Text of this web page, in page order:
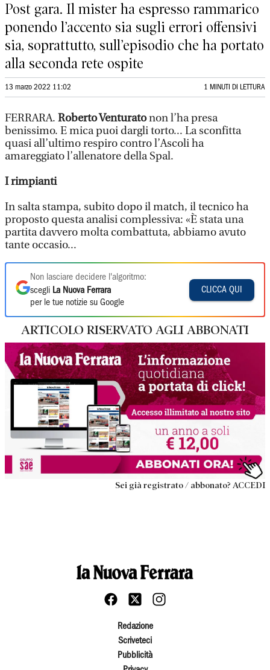
Post gara. Il mister ha espresso rammarico
ponendo l’accento sia sugli errori offensivi
sia, soprattutto, sull’episodio che ha portato
alla seconda rete ospite
13 marzo 2022 11:02 1 MINUTI DI LETTURA
FERRARA. Roberto Venturatonon l’ha presa
benissimo. E mica puoi dargli torto... La sconfitta
quasi all’ultimo respiro contro l’Ascoli ha
amareggiato l’allenatore della Spal.
I rimpianti
In salta stampa, subito dopo il match, il tecnico ha
proposto questa analisi complessiva: «È stata una
partita davvero molta combattuta, abbiamo avuto
tante occasio...
Non lasciare decidere l'algoritmo:
scegli La Nuova Ferrara
per le tue notizie su Google
CLICCA QUI
ARTICOLO RISERVATO AGLI ABBONATI
Sei già registrato / abbonato? ACCEDI
Redazione
Scriveteci
Pubblicità